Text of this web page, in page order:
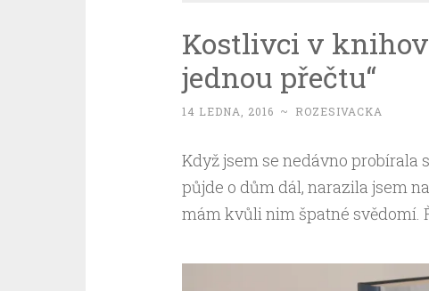
Kostlivci v
jednou přečtu“
14 LEDNA, 2016 ~ ROZESIVACKA
Když jsem se nedávno probírala
půjde o dům dál, narazila jsem
mám kvůli nim špatné svědomí.